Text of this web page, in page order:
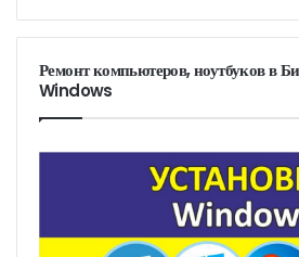
Ремонт компьютеров, ноутбуков в
Windows